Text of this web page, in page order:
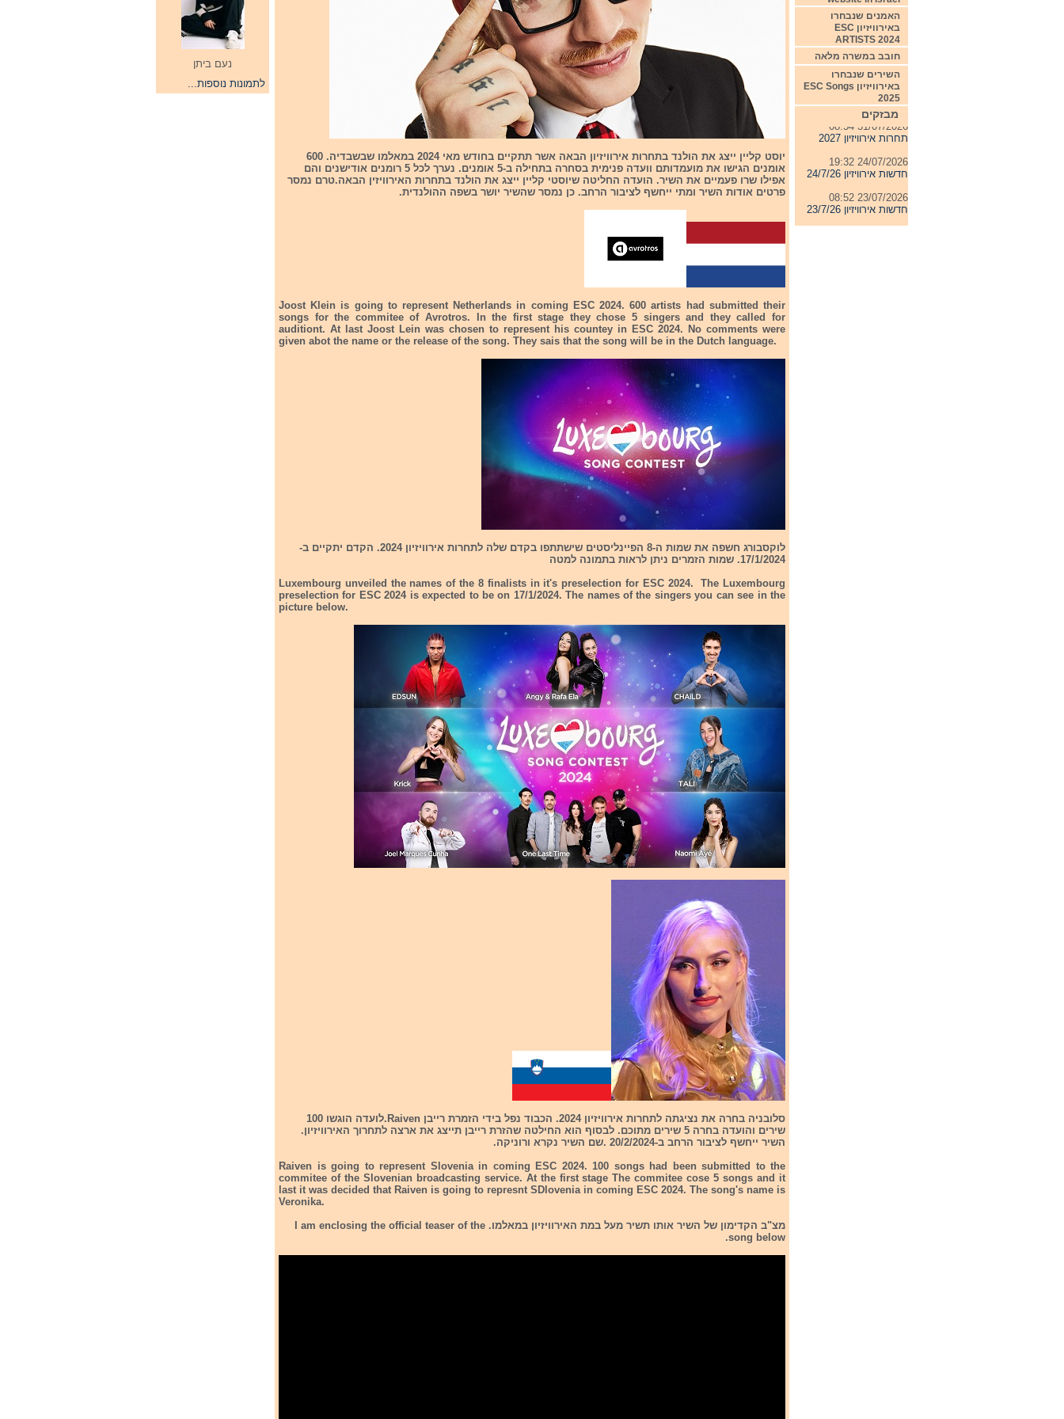
נעם ביתן
לתמונות נוספות...
יוסט קליין ייצג את הולנד
בתחרות אירוויזיון הבאה אשר תתקיים בחודש מאי 2024 במאלמו שבשבדיה. 600
אומנים הגישו את מועמדותם וועדה פנימית בסחרה בתחילה ב-5 אומנים. נערך לכל 5 רומנים אודישנים והם
אפילו שרו פעמיים את השיר. הועדה החליטה שיוסטי קליין ייצג את הולנד בתחרות האירוויזין הבאה.טרם נמסר
פרטים אודות השיר ומתי ייחשף לציבור הרחב. כן נמסר שהשיר יושר בשפה ההולנדית.
Joost Klein is going to represent Netherlands in coming ESC 2024. 600 artists had submitted their
songs for the commitee of Avrotros. In the first stage they chose 5 singers and they called for
auditiont. At last Joost Lein was chosen to represent his countey in ESC 2024. No comments were
given abot the name or the release of the song. They sais that the song will be in the Dutch language.
לוקסבורג חשפה את שמות ה-8 הפיינליסטים שישתתפו בקדם שלה לתחרות אירוויזיון 2024. הקדם יתקיים ב-
17/1/2024. שמות הזמרים ניתן לראות בתמונה למטה
Luxembourg unveiled the names of the 8 finalists in it's preselection for ESC 2024. The Luxembourg
preselection for ESC 2024 is expected to be on 17/1/2024. The names of the singers you can see in the
picture below.
סלובניה בחרה את נציגתה לתחרות אירוויזיון 2024. הכבוד נפל בידי הזמרת רייבן Raiven.לועדה הוגשו 100
שירים והועדה בחרה 5 שירים מתוכם. לבסוף הוא החילטה שהזרת רייבן תייצג את ארצה לתחרוך האירוויזיון.
השיר ייחשף לציבור הרחב ב-20/2/2024 .שם השיר נקרא ורוניקה.
Raiven is going to represent Slovenia in coming ESC 2024. 100 songs had been submitted to the
commitee of the Slovenian broadcasting service. At the first stage The commitee cose 5 songs and it
last it was decided that Raiven is going to represnt SDlovenia in coming ESC 2024. The song's name is
Veronika.
מצ"ב הקדימון של השיר אותו תשיר מעל במת האירוויזיון במאלמו. I am enclosing the official teaser of the
song below.
האמנים שנבחרו
באירוויזיון ESC
ARTISTS 2024
חובב במשרה מלאה
השירים שנבחרו
באירוויזיון ESC Songs
2025
מבזקים
04/08/2026 11:06
חדשות אירוויזיון 4/8/26
31/07/2026 08:54
תחרות אירוויזיון 2027
חדשות אירוויזיון 24/7/26
חדשות אירוויזיון 23/7/26